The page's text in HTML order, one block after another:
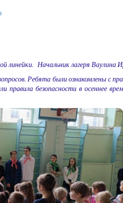
линейки. Начальник лагеря
Ребята были ознакомлены с
правила безопасности в осеннее